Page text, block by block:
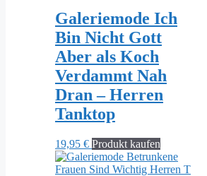
Galeriemode Ich
Bin Nicht Gott
Aber als Koch
Verdammt Nah
Dran – Herren
Tanktop
19,95 € Produkt kaufen